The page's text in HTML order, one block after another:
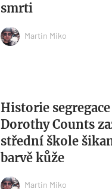
smrti
Martin Miko
Historie segregace
Dorothy Counts
střední škole
barvě kůže
Martin Miko